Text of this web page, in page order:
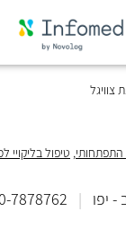
צוויגל
התפתחותי, טיפול בליקויי
|
7878762